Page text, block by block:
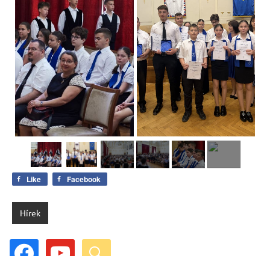
Like Facebook
Hírek
facebook youtube search